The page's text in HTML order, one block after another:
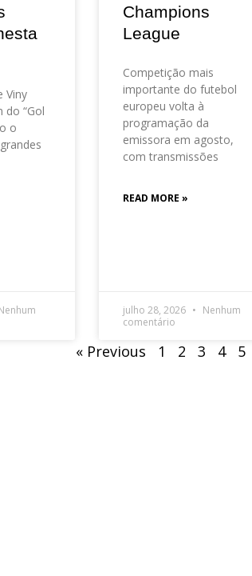
Viny
do “Gol
o
Champions
League
Competição mais
importante do futebol
europeu volta à
programação da
emissora em agosto,
com transmissões
READ MORE »
julho 28, 2026
Nenhum
comentário
« Previous 1 2 3 4 5